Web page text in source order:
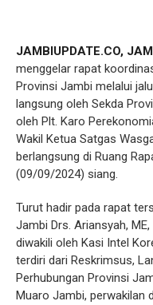
JAMBIUPDATE.CO,
menggelar rapat
Provinsi Jambi melalui
langsung oleh Sekda
oleh Plt. Karo
Wakil Ketua Satgas
berlangsung di Ruang
(09/09/2024) siang.
Turut hadir pada rapat
Jambi Drs. Ariansyah,
diwakili oleh Kasi Intel
terdiri dari Reskrimsus,
Perhubungan Provinsi
Muaro Jambi, perwakilan